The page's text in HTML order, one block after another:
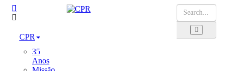
CPR
35
Anos